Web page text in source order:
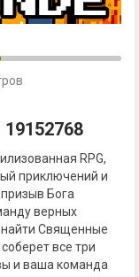
RPG,
приключений и
Бога
верных
найти Священные
все три
и ваша команда